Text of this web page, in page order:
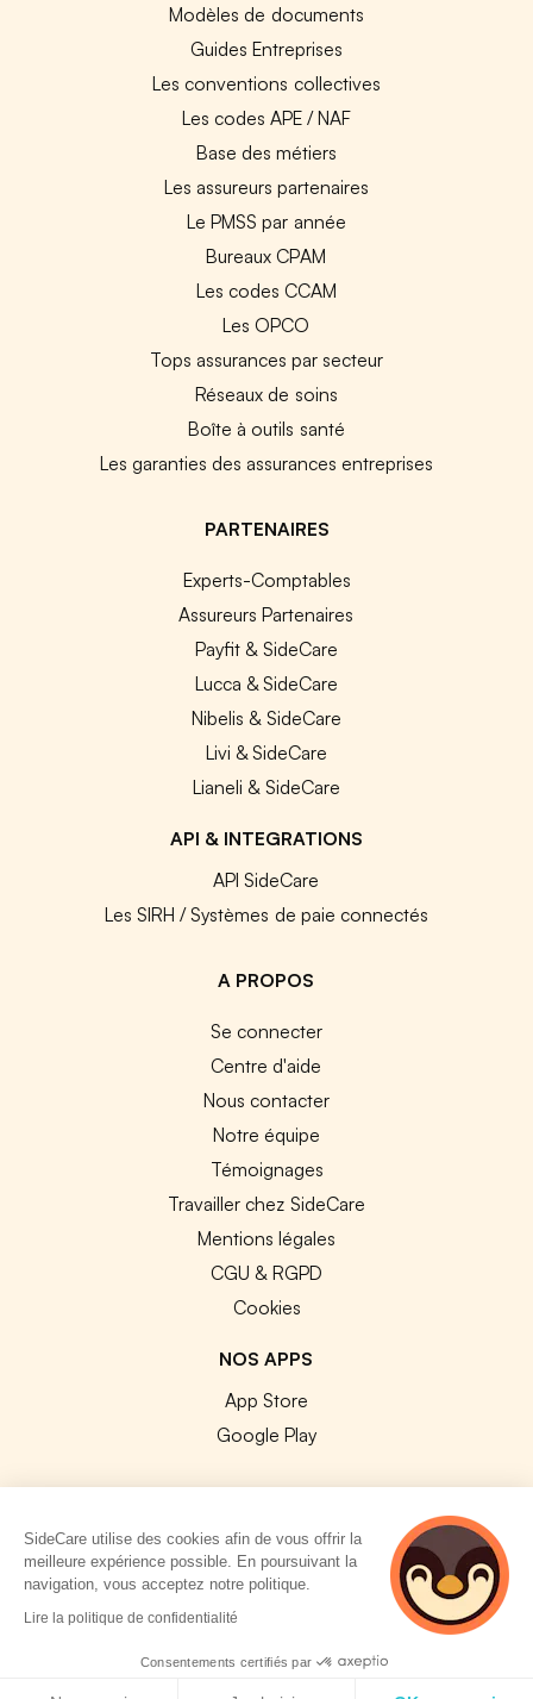
Modèles de documents
Guides Entreprises
Les conventions collectives
Les codes APE / NAF
Base des métiers
Les assureurs partenaires
Le PMSS par année
Bureaux CPAM
Les codes CCAM
Les OPCO
Tops assurances par secteur
Réseaux de soins
Boîte à outils santé
Les garanties des assurances entreprises
PARTENAIRES
Experts-Comptables
Assureurs Partenaires
Payfit & SideCare
Lucca & SideCare
Nibelis & SideCare
Livi & SideCare
Lianeli & SideCare
API & INTEGRATIONS
API SideCare
Les SIRH / Systèmes de paie connectés
A PROPOS
Se connecter
Centre d'aide
Nous contacter
Notre équipe
Témoignages
Travailler chez SideCare
Mentions légales
CGU & RGPD
Cookies
NOS APPS
App Store
Google Play
© 2026 SideCare. Tous droits réservés.
SideCare utilise des cookies afin de vous offrir la
meilleure expérience possible. En poursuivant la
navigation, vous acceptez notre politique.
Lire la politique de confidentialité
Consentements certifiés par
4 personnes
consultent
actuellement cette